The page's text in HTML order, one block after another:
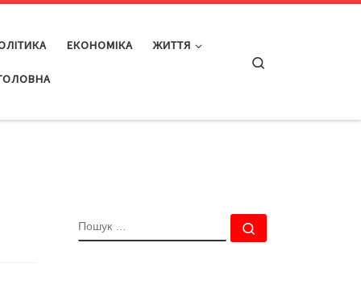
ЕКОНОМІКА ЖИТТЯ
ПОШУК